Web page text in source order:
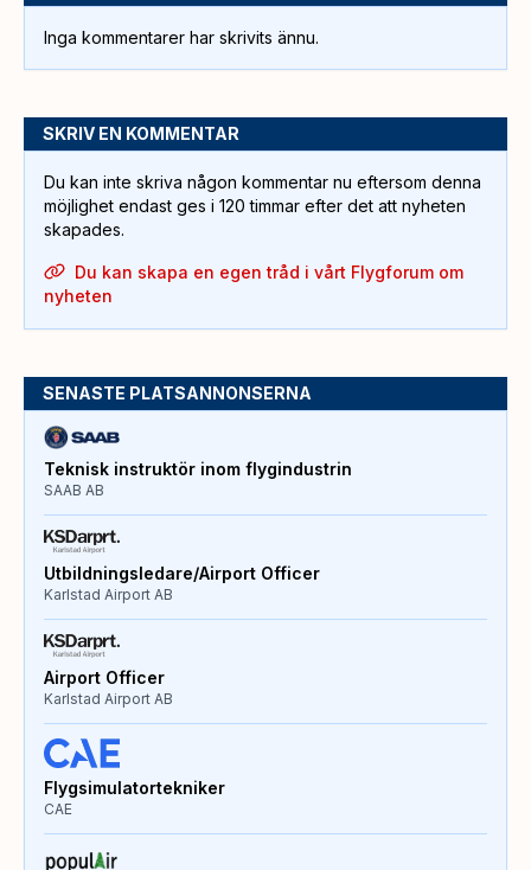
Inga kommentarer har skrivits ännu.
SKRIV EN KOMMENTAR
Du kan inte skriva någon kommentar nu eftersom denna
möjlighet endast ges i 120 timmar efter det att nyheten
skapades.
Du kan skapa en egen tråd i vårt Flygforum om
nyheten
SENASTE PLATSANNONSERNA
Teknisk instruktör inom flygindustrin
SAAB AB
Utbildningsledare/Airport Officer
Karlstad Airport AB
Airport Officer
Karlstad Airport AB
Flygsimulatortekniker
CAE